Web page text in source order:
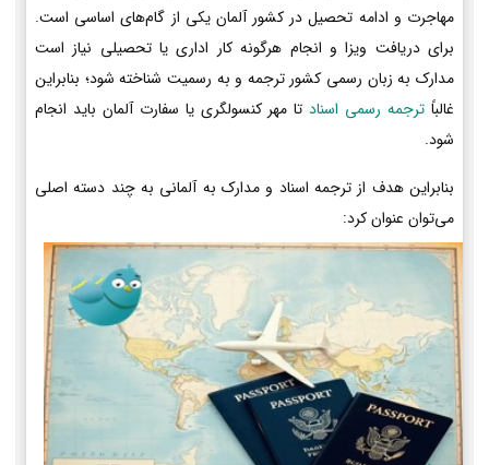
مهاجرت و ادامه تحصیل در کشور آلمان یکی از گام‌های اساسی است.
برای دریافت ویزا و انجام هرگونه کار اداری یا تحصیلی نیاز است
مدارک به زبان رسمی کشور ترجمه و به رسمیت شناخته شود؛ بنابراین
غالباً ترجمه رسمی اسنادتا مهر کنسولگری یا سفارت آلمان باید انجام
شود.
بنابراین هدف از ترجمه اسناد و مدارک به آلمانی به چند دسته اصلی
می‌توان عنوان کرد: